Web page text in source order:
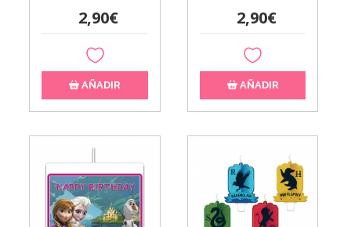
2,90€
AÑADIR
2,90€
AÑADIR